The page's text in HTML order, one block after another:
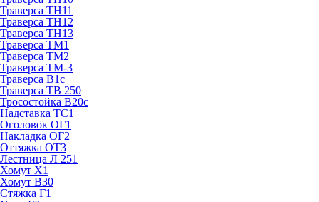
Траверса ТН11
Траверса ТН12
Траверса ТН13
Траверса ТМ1
Траверса ТМ2
Траверса ТМ-3
Траверса В1с
Траверса ТВ 250
Тросостойка В20с
Надставка ТС1
Оголовок ОГ1
Накладка ОГ2
Оттяжка ОТ3
Лестница Л 251
Хомут Х1
Хомут В30
Стяжка Г1